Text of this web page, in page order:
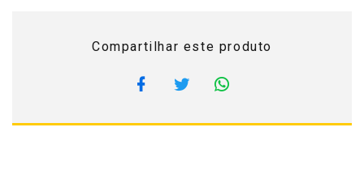
Compartilhar este produto